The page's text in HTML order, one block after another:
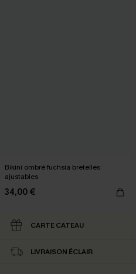
Bikini ombré fuchsia bretelles
ajustables
34,00 €
CARTE CATEAU
LIVRAISON ÉCLAIR